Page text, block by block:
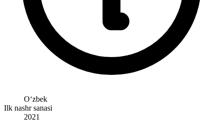
Oʻzbek
Ilk nashr sanasi
2021